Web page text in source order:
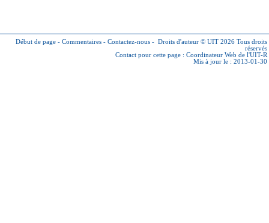
Début de page - Commentaires - Contactez-nous - Droits d'auteur © UIT 2026 Tous droits
réservés
Contact pour cette page : Coordinateur Web de l'UIT-R
Mis à jour le : 2013-01-30